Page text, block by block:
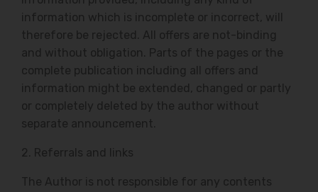
information which is incomplete or incorrect, will
therefore be rejected. All offers are not-binding
and without obligation. Parts of the pages or the
complete publication including all offers and
information might be extended, changed or partly
or completely deleted by the author without
separate announcement.
2. Referrals and links
The Author is not responsible for any contents